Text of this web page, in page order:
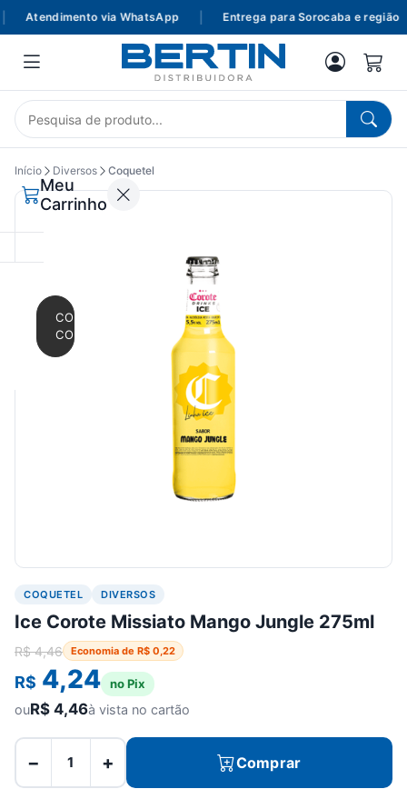
Atendimento via WhatsApp Entrega para Sorocaba e região
Meu
Carrinho
CONTINUAR
COMPRANDO
Início Diversos Coquetel
COQUETEL DIVERSOS
Ice Corote Missiato Mango Jungle 275ml
R$4,46 Economia de R$ 0,22
R$ 4,24 no Pix
ouR$ 4,46à vista no cartão
− + Comprar